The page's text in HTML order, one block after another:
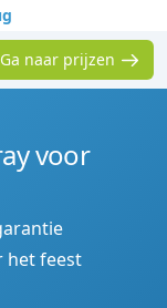
Ga naar prijzen
voor
het feest